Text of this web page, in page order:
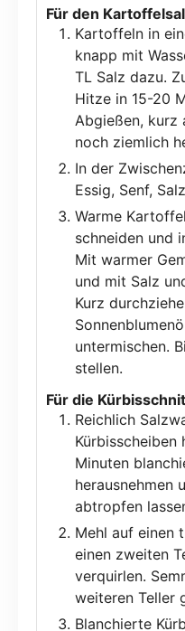
Für den
Kartoffeln in
knapp mit
TL Salz dazu.
Hitze in 15-20
Abgießen, kurz
noch ziemlich
In der
Essig, Senf,
Warme
schneiden und
Mit warmer
und mit Salz
Kurz
untermischen.
stellen.
Für die
Reichlich
Kürbisscheiben
Minuten
herausnehmen
abtropfen
Mehl auf einen
einen zweiten
verquirlen.
weiteren Teller
Blanchierte